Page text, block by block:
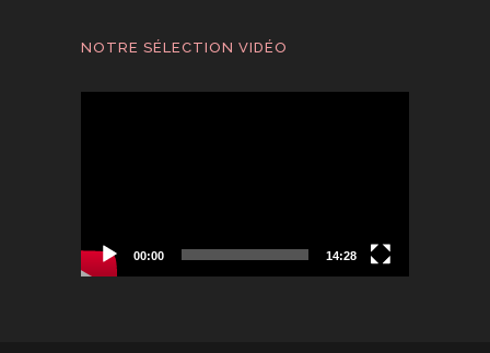
NOTRE SÉLECTION VIDÉO
00:00 14:28